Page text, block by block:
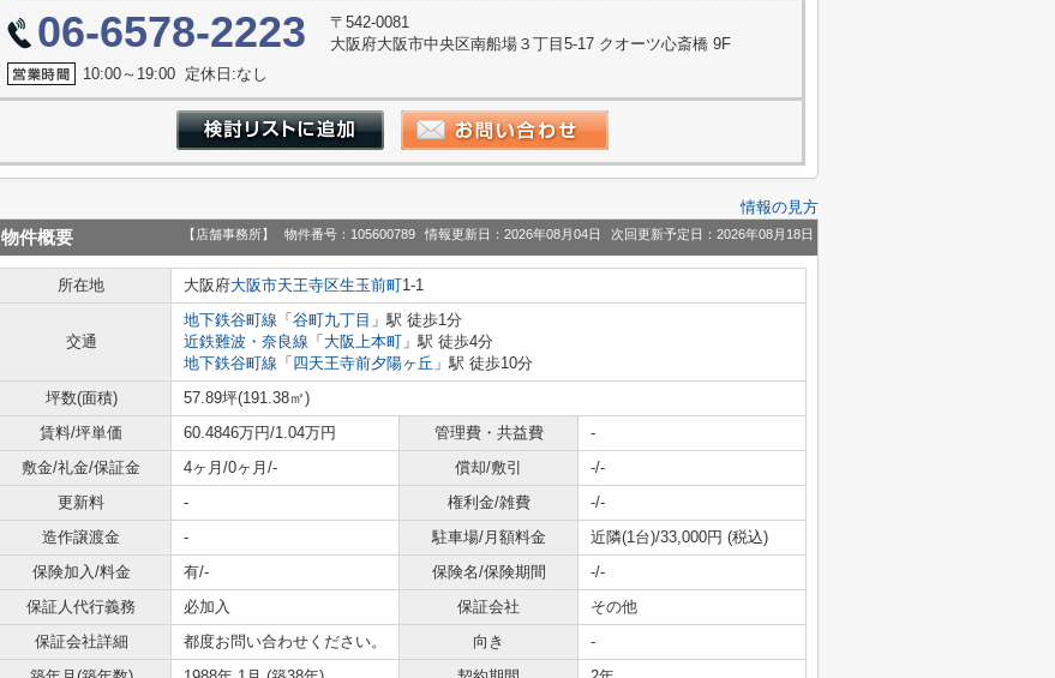
06-6578-2223
〒542-0081
大阪府大阪市中央区南船場３丁目5-17 クオーツ心斎橋 9F
10:00～19:00 定休日:なし
情報の見方
物件概要 【店舗事務所】 物件番号：105600789 情報更新日：2026年08月04日 次回更新予定日：2026年08月18日
所在地 大阪府大阪市天王寺区生玉前町1-1
交通
地下鉄谷町線 「 谷町九丁目 」駅 徒歩1分
近鉄難波・奈良線 「 大阪上本町 」駅 徒歩4分
地下鉄谷町線 「 四天王寺前夕陽ヶ丘 」駅 徒歩10分
坪数(面積)
57.89坪(191.38㎡)
賃料/坪単価
60.4846万円/1.04万円 管理費・共益費
-
敷金/礼金/保証金
4ヶ月/0ヶ月/- 償却/敷引
-/-
更新料
- 権利金/雑費
-/-
造作譲渡金
- 駐車場/月額料金
近隣(1台)/33,000円 (税込)
保険加入/料金
有/- 保険名/保険期間
-/-
保証人代行義務
必加入 保証会社
その他
保証会社詳細
都度お問い合わせください。 向き
-